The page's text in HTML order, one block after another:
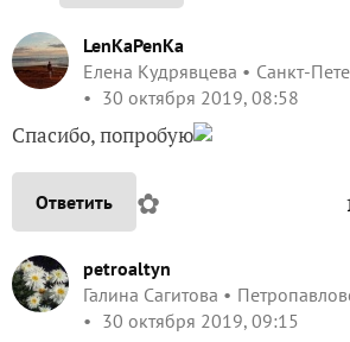
LenKaPenKa
Елена Кудрявцева
Санкт-
30 октября 2019, 08:58
Спасибо, попробую
Ответить ✿
petroaltyn
Галина Сагитова
30 октября 2019, 09:15